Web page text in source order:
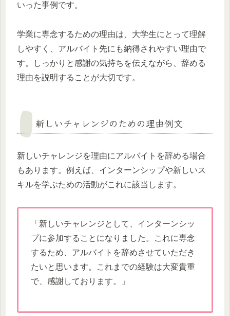
いった事例です。
学業に専念するための理由は、大学生にとって理解
しやすく、アルバイト先にも納得されやすい理由で
す。しっかりと感謝の気持ちを伝えながら、辞める
理由を説明することが大切です。
新しいチャレンジのための理由例文
新しいチャレンジを理由にアルバイトを辞める場合
もあります。例えば、インターンシップや新しいス
キルを学ぶための活動がこれに該当します。
「新しいチャレンジとして、インターンシッ
プに参加することになりました。これに専念
するため、アルバイトを辞めさせていただき
たいと思います。これまでの経験は大変貴重
で、感謝しております。」